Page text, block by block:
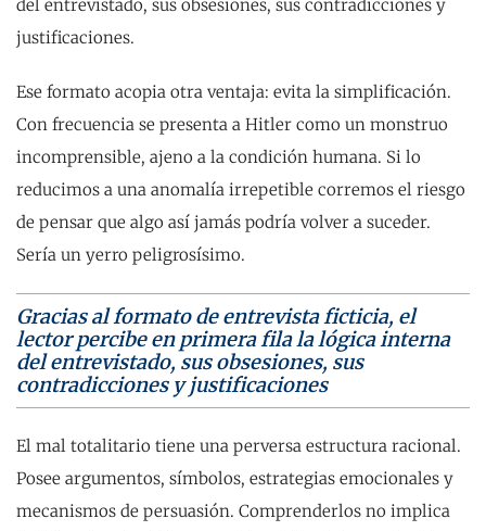
del entrevistado, sus obsesiones, sus contradicciones y
justificaciones.
Ese formato acopia otra ventaja: evita la simplificación.
Con frecuencia se presenta a Hitler como un monstruo
incomprensible, ajeno a la condición humana. Si lo
reducimos a una anomalía irrepetible corremos el riesgo
de pensar que algo así jamás podría volver a suceder.
Sería un yerro peligrosísimo.
Gracias al formato de entrevista ficticia, el
lector percibe en primera fila la lógica interna
del entrevistado, sus obsesiones, sus
contradicciones y justificaciones
El mal totalitario tiene una perversa estructura racional.
Posee argumentos, símbolos, estrategias emocionales y
mecanismos de persuasión. Comprenderlos no implica